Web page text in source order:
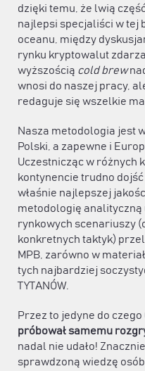
dzięki temu, że lwią
najlepsi specjaliści w tej
oceanu, między
rynku kryptowalut
wyższością cold brew
wnosi do naszej pracy,
redaguje się wszelkie
Nasza metodologia jest
Polski, a zapewne i
Uczestnicząc w różnych
kontynencie trudno
właśnie najlepszej
metodologię
rynkowych scenariuszy
konkretnych taktyk)
MPB, zarówno w
tych najbardziej
TYTANÓW.
Przez to jedyne do czego
próbował samemu
nadal nie udało!
sprawdzoną wiedzę